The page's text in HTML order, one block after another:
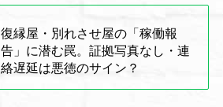
復縁屋・別れさせ屋の「稼働報
告」に潜む罠。証拠写真なし・連
絡遅延は悪徳のサイン？